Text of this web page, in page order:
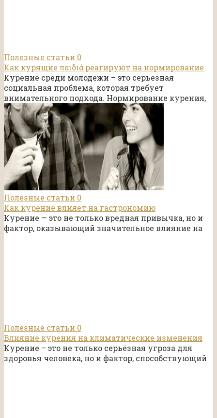
Полезные статьи 0
Как курящие παιδιά реагируют на нормирование
Курение среди молодежи – это серьезная
социальная проблема, которая требует
внимательного подхода. Нормирование курения,
Полезные статьи 0
Как курение влияет на гастрономию
Курение — это не только вредная привычка, но и
фактор, оказывающий значительное влияние на
Полезные статьи 0
Влияние курения на климатические изменения
Курение – это не только серьёзная угроза для
здоровья человека, но и фактор, способствующий